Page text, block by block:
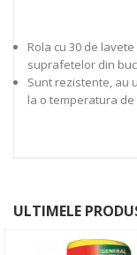
Rola cu 30 de
suprafetelor din
Sunt rezistente, au
la o temperatura de
ULTIMELE